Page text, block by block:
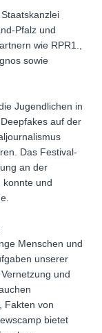
Pfalz und
wie RPR1.,
sowie
Jugendlichen in
auf der
Das Festival-
an der
konnte und
Menschen und
unserer
und
Fakten von
bietet